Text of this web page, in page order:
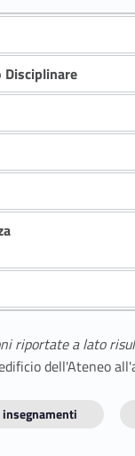
riportate a lato
dell'Ateneo
insegnamenti